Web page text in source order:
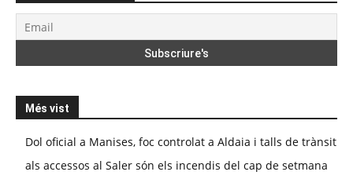
Més vist
Dol oficial a Manises, foc controlat a Aldaia i talls de trànsit
als accessos al Saler són els incendis del cap de setmana